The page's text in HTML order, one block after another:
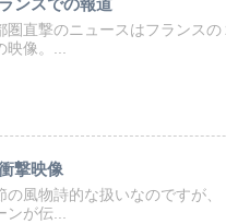
圏直撃のニュースはフランス
像。...
撃映像
の風物詩的な扱いなのですが
ンが伝...